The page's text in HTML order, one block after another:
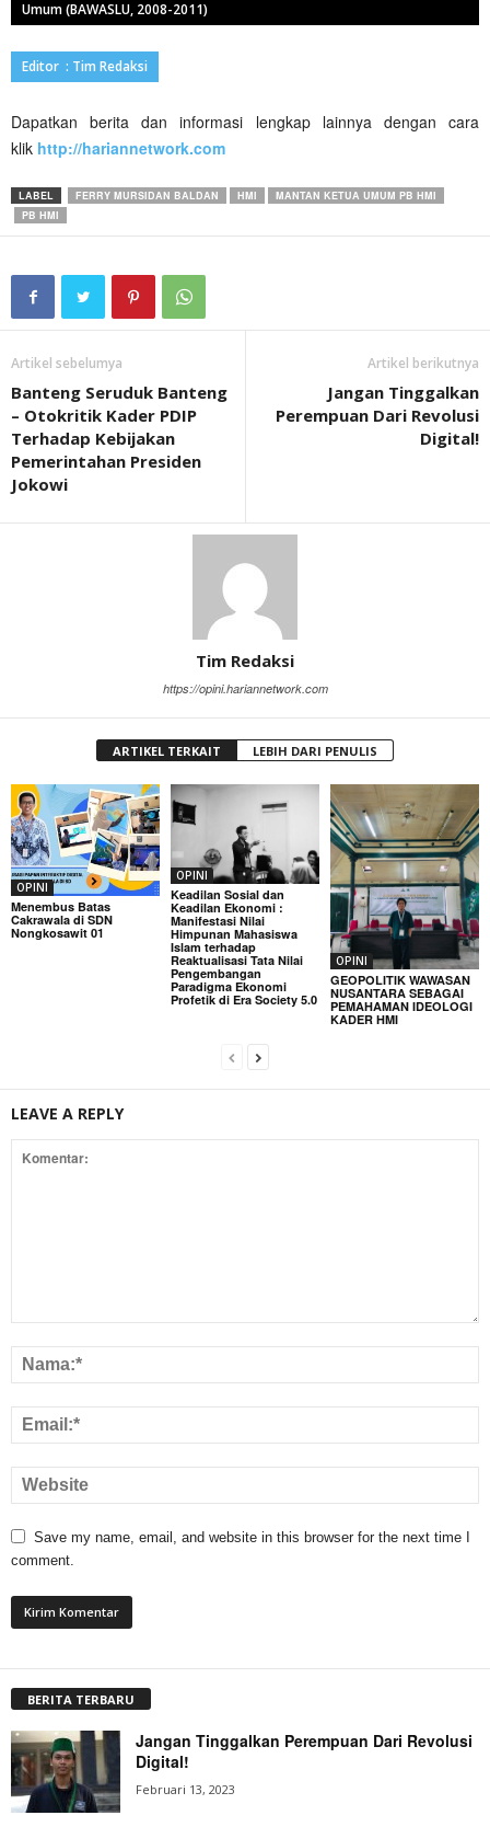
Umum (BAWASLU, 2008-2011)
Editor : Tim Redaksi
Dapatkan berita dan informasi lengkap lainnya dengan cara
klik http://hariannetwork.com
LABEL FERRY MURSIDAN BALDAN HMI
MANTAN KETUA UMUM PB HMI
PB HMI
Artikel sebelumya
Banteng Seruduk Banteng
– Otokritik Kader PDIP
Terhadap Kebijakan
Pemerintahan Presiden
Jokowi
Artikel berikutnya
Jangan Tinggalkan
Perempuan Dari Revolusi
Digital!
Tim Redaksi
https://opini.hariannetwork.com
ARTIKEL TERKAIT LEBIH DARI PENULIS
OPINI
Menembus Batas
Cakrawala di SDN
Nongkosawit 01
OPINI
Keadilan Sosial dan
Keadilan Ekonomi :
Manifestasi Nilai
Himpunan Mahasiswa
Islam terhadap
Reaktualisasi Tata Nilai
Pengembangan
Paradigma Ekonomi
Profetik di Era Society 5.0
OPINI
GEOPOLITIK WAWASAN
NUSANTARA SEBAGAI
PEMAHAMAN IDEOLOGI
KADER HMI
LEAVE A REPLY
Save my name, email, and website in this browser for the next time I
comment.
BERITA TERBARU
Jangan Tinggalkan Perempuan Dari Revolusi
Digital!
Februari 13, 2023